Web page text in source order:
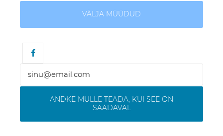
VÄLJA MÜÜDUD
ANDKE MULLE TEADA, KUI SEE ON
SAADAVAL